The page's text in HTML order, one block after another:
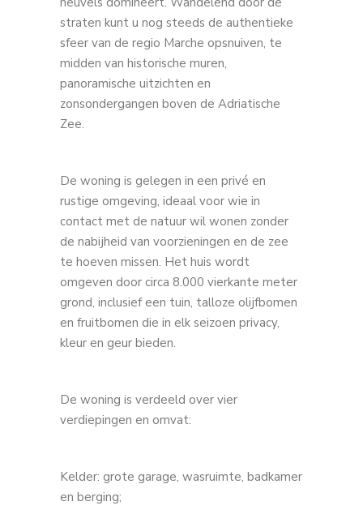
straten kunt u nog steeds de authentieke
sfeer van de regio Marche opsnuiven, te
midden van historische muren,
panoramische uitzichten en
zonsondergangen boven de Adriatische
Zee.
De woning is gelegen in een privé en
rustige omgeving, ideaal voor wie in
contact met de natuur wil wonen zonder
de nabijheid van voorzieningen en de zee
te hoeven missen. Het huis wordt
omgeven door circa 8.000 vierkante meter
grond, inclusief een tuin, talloze olijfbomen
en fruitbomen die in elk seizoen privacy,
kleur en geur bieden.
De woning is verdeeld over vier
verdiepingen en omvat:
Kelder: grote garage, wasruimte, badkamer
en berging;